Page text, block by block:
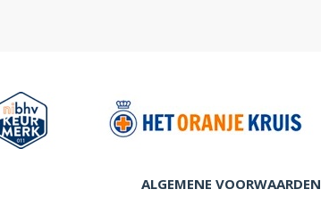
ALGEMENE VOORWAARDEN